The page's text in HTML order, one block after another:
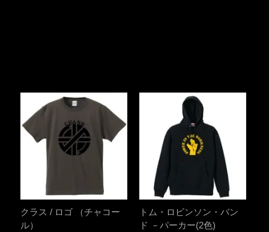
クラス / ロゴ （チャコー
ル）
トム・ロビンソン・バン
ド －パーカー(2色)